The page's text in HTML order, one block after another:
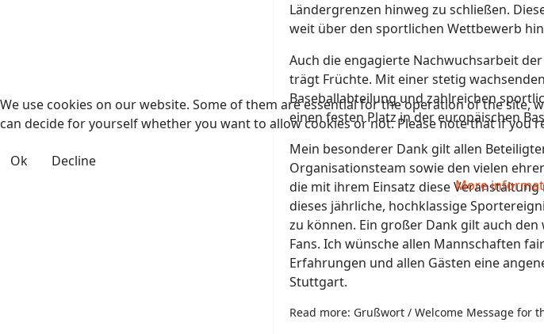
Ländergrenzen hinweg zu schließen.
weit über den sportlichen Wettbewerb
Auch die engagierte Nachwuchsarbeit
trägt Früchte. Mit einer stetig
Baseballabteilung und zahlreichen
einen festen Platz in der europäischen
Mein besonderer Dank gilt allen
Organisationsteam sowie den vielen
die mit ihrem Einsatz diese
dieses jährliche, hochklassige
zu können. Ein großer Dank gilt auch
Fans. Ich wünsche allen Mannschaften
Erfahrungen und allen Gästen eine
Stuttgart.
Read more: Grußwort / Welcome Message for
We use cookies on our website. Some of them are essential for the operation of the
can decide for yourself whether you want to allow cookies or not. Please note that if you
Ok
Decline
More